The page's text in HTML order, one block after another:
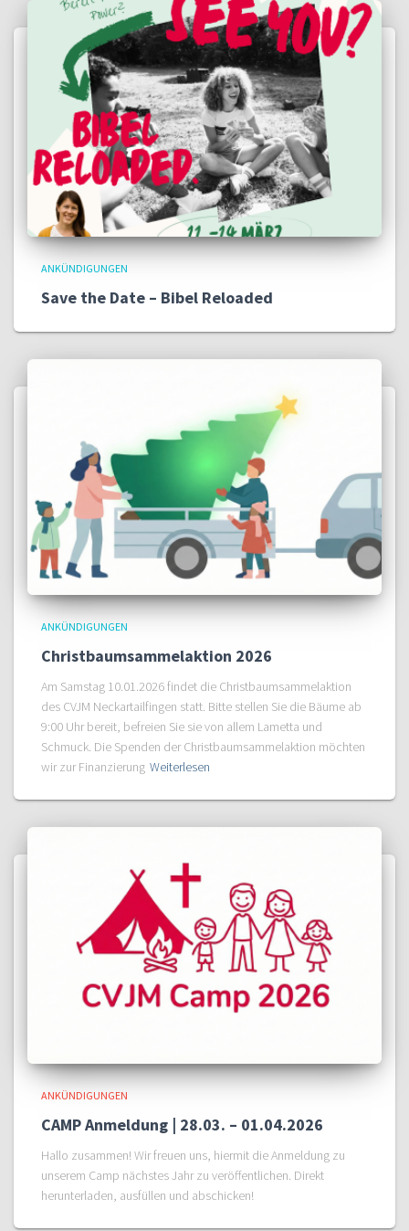
ANKÜNDIGUNGEN
Save the Date – Bibel Reloaded
ANKÜNDIGUNGEN
Christbaumsammelaktion 2026
Am Samstag 10.01.2026 findet die Christbaumsammelaktion
des CVJM Neckartailfingen statt. Bitte stellen Sie die Bäume ab
9:00 Uhr bereit, befreien Sie sie von allem Lametta und
Schmuck. Die Spenden der Christbaumsammelaktion möchten
wir zur Finanzierung Weiterlesen
ANKÜNDIGUNGEN
CAMP Anmeldung | 28.03. – 01.04.2026
Hallo zusammen! Wir freuen uns, hiermit die Anmeldung zu
unserem Camp nächstes Jahr zu veröffentlichen. Direkt
herunterladen, ausfüllen und abschicken!